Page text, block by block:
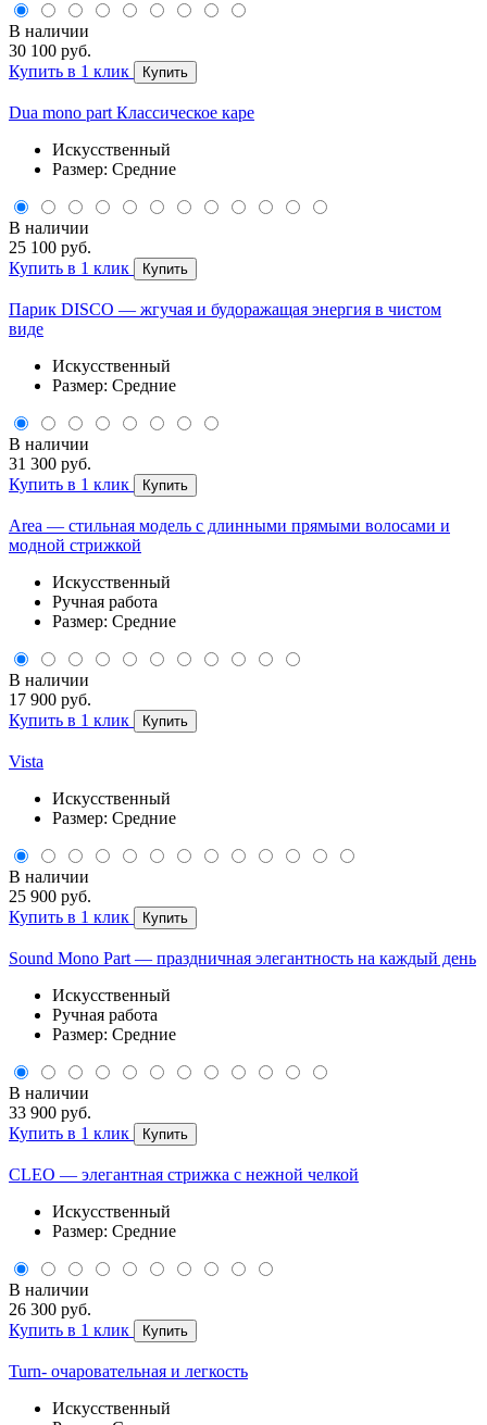
В наличии
30 100 руб.
Купить в 1 клик
Купить
Dua mono part Классическое каре
Искусственный
Размер: Средние
В наличии
25 100 руб.
Купить в 1 клик
Купить
Парик DISCO — жгучая и будоражащая энергия в чистом
виде
Искусственный
Размер: Средние
В наличии
31 300 руб.
Купить в 1 клик
Купить
Area — стильная модель с длинными прямыми волосами и
модной стрижкой
Искусственный
Ручная работа
Размер: Средние
В наличии
17 900 руб.
Купить в 1 клик
Купить
Vista
Искусственный
Размер: Средние
В наличии
25 900 руб.
Купить в 1 клик
Купить
Sound Mono Part — праздничная элегантность на каждый день
Искусственный
Ручная работа
Размер: Средние
В наличии
33 900 руб.
Купить в 1 клик
Купить
CLEO — элегантная стрижка с нежной челкой
Искусственный
Размер: Средние
В наличии
26 300 руб.
Купить в 1 клик
Купить
Turn- очаровательная и легкость
Искусственный